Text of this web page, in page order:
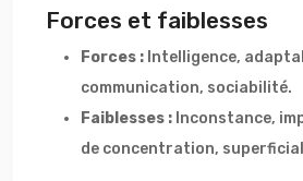
Forces et faiblesses
Forces : Intelligence,
communication, sociabilité.
Faiblesses : Inconstance,
de concentration,